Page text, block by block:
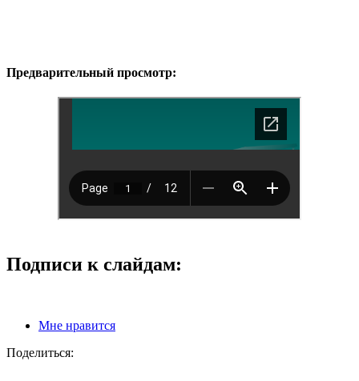
Предварительный просмотр:
Подписи к слайдам:
Мне нравится
Поделиться: